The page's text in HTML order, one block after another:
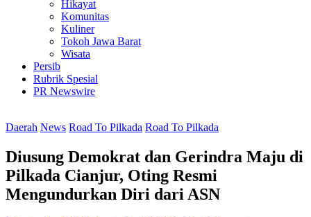
Hikayat
Komunitas
Kuliner
Tokoh Jawa Barat
Wisata
Persib
Rubrik Spesial
PR Newswire
Daerah News Road To Pilkada Road To Pilkada
Diusung Demokrat dan Gerindra Maju di
Pilkada Cianjur, Oting Resmi
Mengundurkan Diri dari ASN